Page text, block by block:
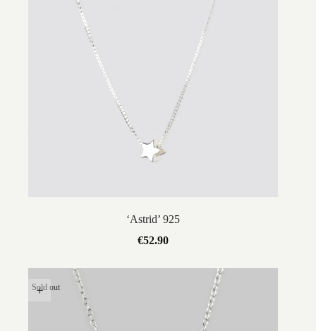
‘Astrid’ 925
€52.90
Sold out